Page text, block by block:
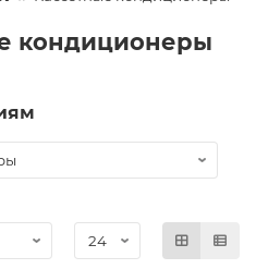
кондиционеры